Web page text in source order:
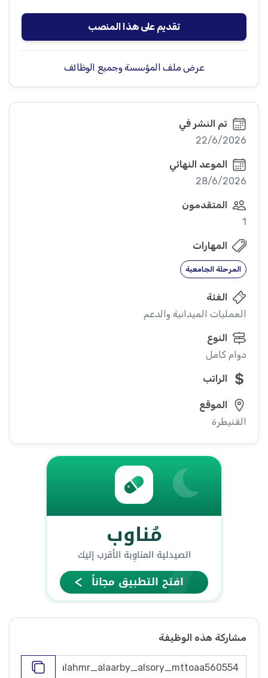
تقديم على هذا المنصب
عرض ملف المؤسسة وجميع الوظائف
تم النشر في
22/6/2026
الموعد النهائي
28/6/2026
المتقدمون
1
المهارات
المرحلة الجامعية
الفئة
العمليات الميدانية والدعم
النوع
دوام كامل
الراتب
الموقع
القنيطرة
مشاركة هذه الوظيفة